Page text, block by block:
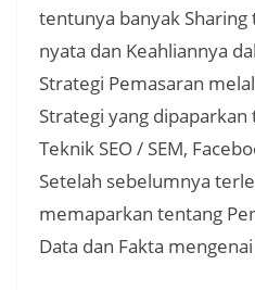
tentunya banyak Sharing
nyata dan Keahliannya
Strategi Pemasaran
Strategi yang
Teknik SEO / SEM,
Setelah sebelumnya
memaparkan tentang
Data dan Fakta